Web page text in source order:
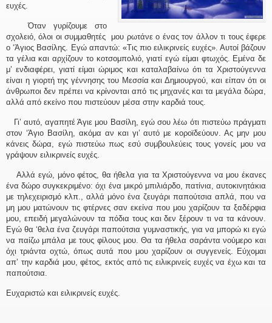
ευχές.
Όταν γυρίζουμε στο
σχολειό, όλοι οι συμμαθητές μου ρωτάνε ο ένας τον άλλον τι τους έφερε
ο ‘Άγιος Βασίλης. Εγώ απαντώ: «Τις πιο ειλικρινείς ευχές». Αυτοί βάζουν
τα γέλια και αρχίζουν το κοτσομπολιό, γιατί εγώ είμαι φτωχός. Εμένα δε
μ’ ενδιαφέρει, γιατί είμαι ώριμος και καταλαβαίνω ότι τα Χριστούγεννα
είναι η γιορτή της γέννησης του Μεσσία και Δημιουργού, και είπαν ότι οι
άνθρωποι δεν πρέπει να κρίνονται από τις μηχανές και τα μεγάλα δώρα,
αλλά από εκείνο που πιστεύουν μέσα στην καρδιά τους.
Γι’ αυτό, αγαπητέ Άγιε μου Βασίλη, εγώ σου λέω ότι πιστεύω πράγματι
στον ‘Άγιο Βασίλη, ακόμα αν και γι’ αυτό με κοροϊδεύουν. Ας μην μου
κάνεις δώρα, εγώ πιστεύω πως εσύ συμβουλεύεις τους γονείς μου να
γράψουν ειλικρινείς ευχές.
Αλλά εγώ, μόνο φέτος, θα ήθελα για τα Χριστούγεννα να μου έκανες
ένα δώρο συγκεκριμένο: όχι ένα μικρό μπιλιάρδο, πατίνια, αυτοκινητάκια
με τηλεχειρισμό κλπ., αλλά μόνο ένα ζευγάρι παπούτσια απλά, που να
μη μου ματώνουν τις φτέρνες σαν εκείνα που μου χαρίζουν τα ξαδέρφια
μου, επειδή μεγαλώνουν τα πόδια τους και δεν ξέρουν τι να τα κάνουν.
Εγώ θα ‘θελα ένα ζευγάρι παπούτσια γυμναστικής, για να μπορώ κι εγώ
να παίζω μπάλα με τους φίλους μου. Θα τα ήθελα σαράντα νούμερο και
όχι τριάντα οχτώ, όπως αυτά που μου χαρίζουν οι συγγενείς. Εύχομαι
απ’ την καρδιά μου, φέτος, εκτός από τις ειλικρινείς ευχές να έχω και τα
παπούτσια.
Ευχαριστώ και ειλικρινείς ευχές.